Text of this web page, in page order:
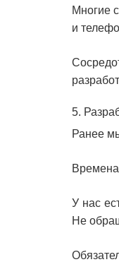
Многие
и
5.
Ранее
У нас
Не